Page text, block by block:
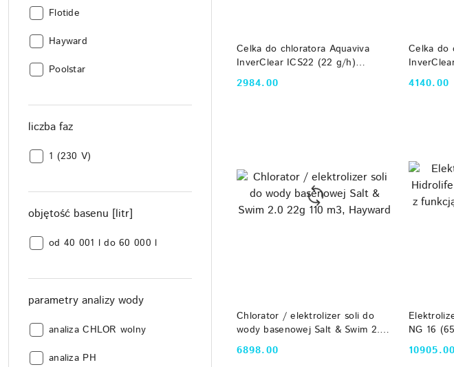
Producent:
Flotide
Producent:
Hayward
Producent:
Poolstar
liczba faz
liczba
1 (230 V)
objętość basenu [litr]
objętość
od 40 001 l do 60 000 l
parametry analizy wody
parametry
wody:
analiza CHLOR wolny
parametry
analiza PH
Celka do chloratora Aquaviva
InverClear ICS22 (22 g/h)
Aquaviva
Cena:
2984.00
DO KOSZYKA
Celka do
Aquaviva
Cena:
4140.00
Chlorator / elektrolizer soli do
wody basenowej Salt & Swim 2.0
22g 110 m3, Hayward
Cena:
6898.00
DO KOSZYKA
NG 16
Cena:
10905.00